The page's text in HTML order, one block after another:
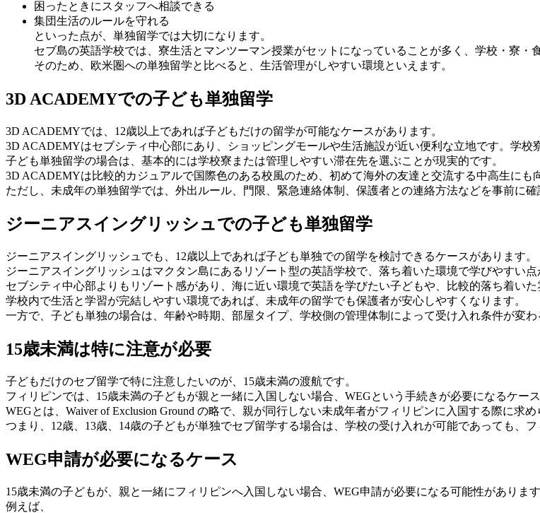
困ったときにスタッフへ相談できる
集団生活のルールを守れる
といった点が、単独留学では大切になります。
セブ島の英語学校では、寮生活とマンツーマン授業がセットになっていることが多く、学校・寮・
そのため、欧米圏への単独留学と比べると、生活管理がしやすい環境といえます。
3D ACADEMYでの子ども単独留学
3D ACADEMYでは、12歳以上であれば子どもだけの留学が可能なケースがあります。
3D ACADEMYはセブシティ中心部にあり、ショッピングモールや生活施設が近い便利な立地です。学
子ども単独留学の場合は、基本的には学校寮または管理しやすい滞在先を選ぶことが現実的です。
3D ACADEMYは比較的カジュアルで国際色のある校風のため、初めて海外の友達と交流する中高生にも
ただし、未成年の単独留学では、外出ルール、門限、緊急連絡体制、保護者との連絡方法などを事前に確
ジーニアスイングリッシュでの子ども単独留学
ジーニアスイングリッシュでも、12歳以上であれば子ども単独での留学を検討できるケースがあります。
ジーニアスイングリッシュはマクタン島にあるリゾート型の英語学校で、落ち着いた環境で学びやすい点
セブシティ中心部よりもリゾート感があり、海に近い環境で英語を学びたい子どもや、比較的落ち着いた
学校内で生活と学習が完結しやすい環境であれば、未成年の留学でも保護者が安心しやすくなります。
一方で、子ども単独の場合は、年齢や時期、部屋タイプ、学校側の管理体制によって受け入れ条件が変
15歳未満は特に注意が必要
子どもだけのセブ留学で特に注意したいのが、15歳未満の渡航です。
フィリピンでは、15歳未満の子どもが親と一緒に入国しない場合、WEGという手続きが必要になるケース
WEGとは、Waiver of Exclusion Ground の略で、親が同行しない未成年者がフィリピンに入国する際に求め
つまり、12歳、13歳、14歳の子どもが単独でセブ留学する場合は、学校の受け入れが可能であっても、
WEG申請が必要になるケース
15歳未満の子どもが、親と一緒にフィリピンへ入国しない場合、WEG申請が必要になる可能性があります
例えば、